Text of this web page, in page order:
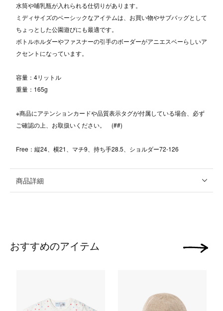
水筒や哺乳瓶が入れられる仕切りがあります。
ミディサイズのベーシックなアイテムは、お買い物やサブバッグとして
ちょっとした公園遊びにも最適です。
ボトルホルダーやファスナーの引手のボーダーがアニエスベーらしいア
クセントになっています。
容量：4リットル
重量：165g
※商品にアテンションカードや品質表示タグが付属している場合、必ず
ご確認の上、お取扱いください。 (##)
Free：縦24、横21、マチ9、持ち手28.5、ショルダー72-126
商品詳細
おすすめのアイテム 次の画像